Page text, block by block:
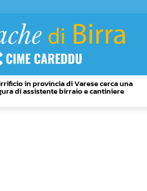
in provincia di Varese cerca una
di assistente birraio e cantiniere